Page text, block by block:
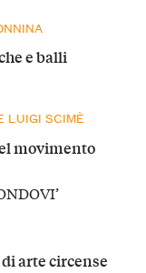
e balli
LUIGI SCIMÈ
movimento
arte circense